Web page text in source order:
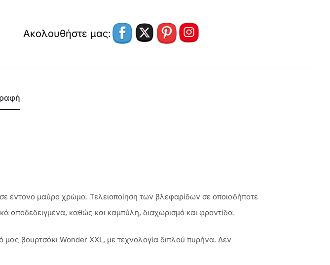
THE
Ακολουθήστε μας:
έντονο μαύρο χρώμα. Τελειοποίηση των βλεφαρίδων σε οποιαδήποτε
αποδεδειγμένα, καθώς και καμπύλη, διαχωρισμό και φροντίδα.
μας βουρτσάκι Wonder XXL, με τεχνολογία διπλού πυρήνα. Δεν